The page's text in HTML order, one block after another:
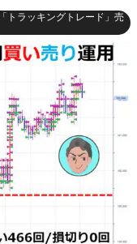
トラッキングトレード」売